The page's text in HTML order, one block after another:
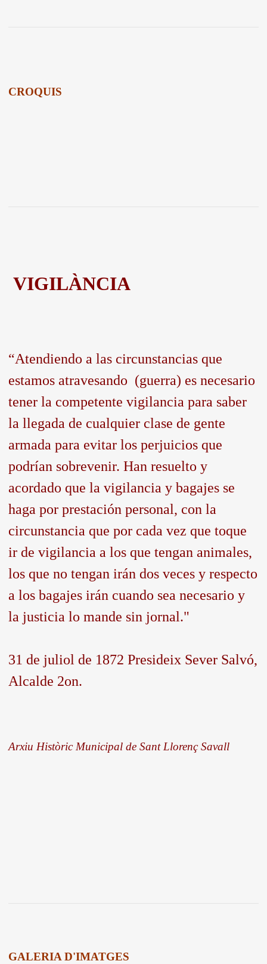
CROQUIS
VIGILÀNCIA
“Atendiendo a las circunstancias que
estamos atravesando (guerra) es necesario
tener la competente vigilancia para saber
la llegada de cualquier clase de gente
armada para evitar los perjuicios que
podrían sobrevenir. Han resuelto y
acordado que la vigilancia y bagajes se
haga por prestación personal, con la
circunstancia que por cada vez que toque
ir de vigilancia a los que tengan animales,
los que no tengan irán dos veces y respecto
a los bagajes irán cuando sea necesario y
la justicia lo mande sin jornal."
31 de juliol de 1872 Presideix Sever Salvó,
Alcalde 2on.
Arxiu Històric Municipal de Sant Llorenç Savall
GALERIA D'IMATGES